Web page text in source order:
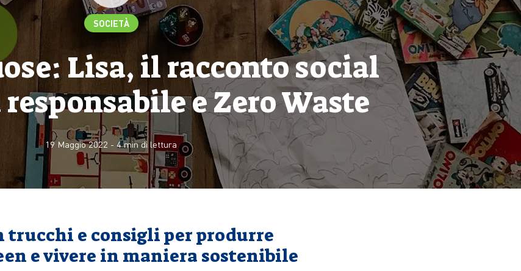
SOCIETÀ
Lisa, il racconto social
e Zero Waste
19 Maggio 2022 - 4min di lettura
trucchi e consigli per produrre
e vivere in maniera sostenibile